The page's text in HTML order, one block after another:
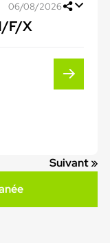
06/08/2026
F/X
Suivant »